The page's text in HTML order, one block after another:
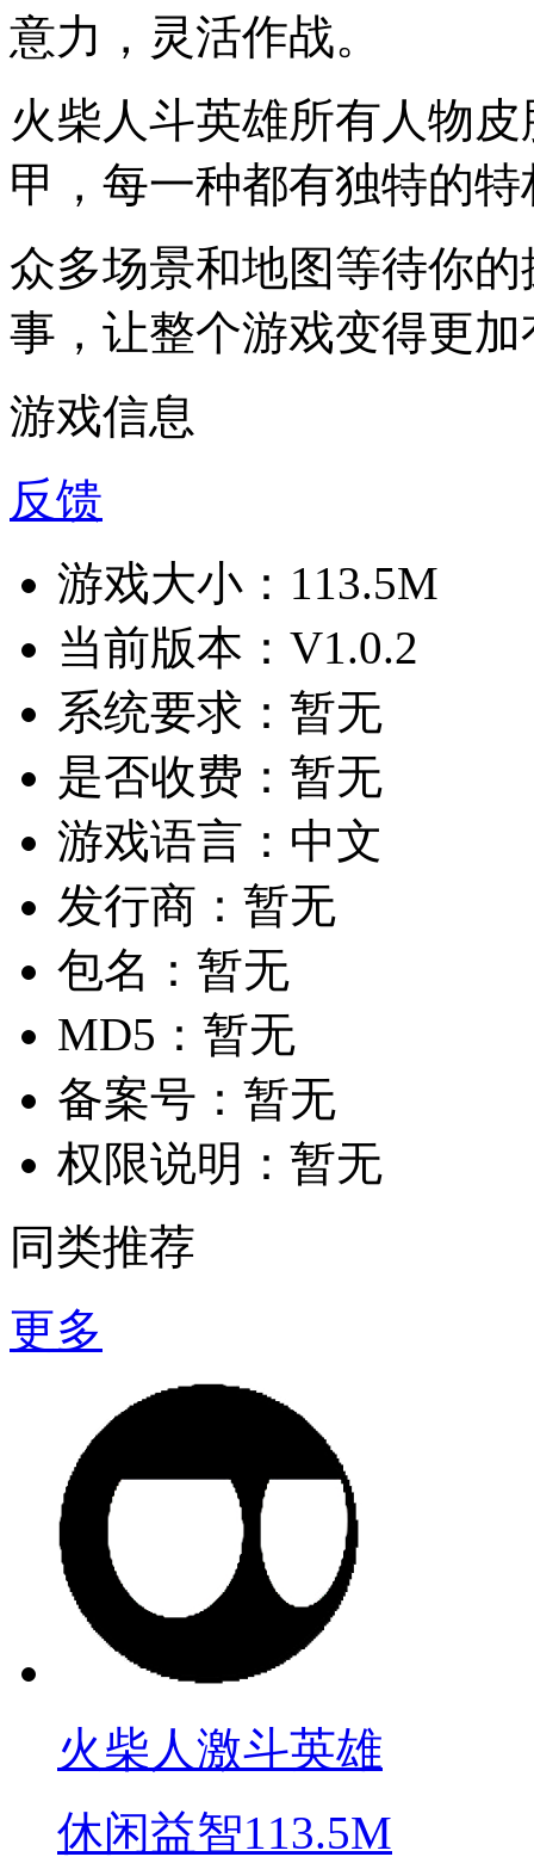
意力，灵活作战。
火柴人斗英雄所有人物
甲，每一种都有独特的特
众多场景和地图等待你
事，让整个游戏变得更加
游戏信息
反馈
游戏大小： 113.5M
当前版本： V1.0.2
系统要求： 暂无
是否收费： 暂无
游戏语言： 中文
发行商： 暂无
包名： 暂无
MD5： 暂无
备案号： 暂无
权限说明： 暂无
同类推荐
更多
火柴人激斗英雄
休闲益智113.5M